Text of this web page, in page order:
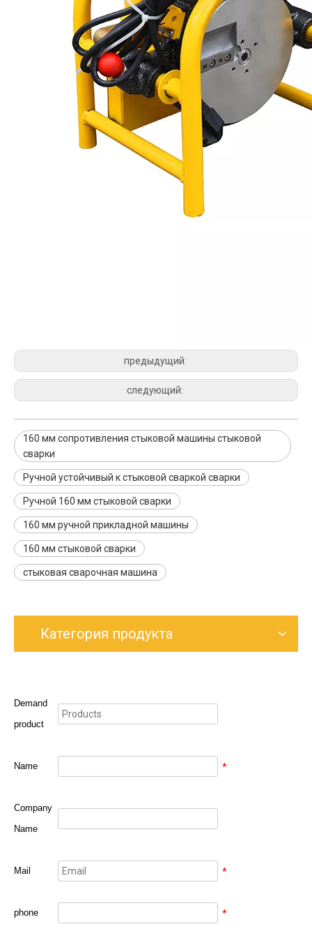
предыдущий:
следующий:
160 мм сопротивления стыковой машины стыковой
сварки
Ручной устойчивый к стыковой сваркой сварки
Ручной 160 мм стыковой сварки
160 мм ручной прикладной машины
160 мм стыковой сварки
стыковая сварочная машина
Категория продукта
Demand
product
Name *
Company
Name
Mail *
phone *